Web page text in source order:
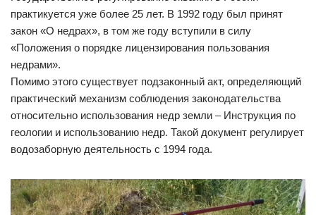
практикуется уже более 25 лет. В 1992 году был принят
закон «О недрах», в том же году вступили в силу
«Положения о порядке лицензирования пользования
недрами».
Помимо этого существует подзаконный акт, определяющий
практический механизм соблюдения законодательства
относительно использования недр земли – Инструкция по
геологии и использованию недр. Такой документ регулирует
водозаборную деятельность с 1994 года.